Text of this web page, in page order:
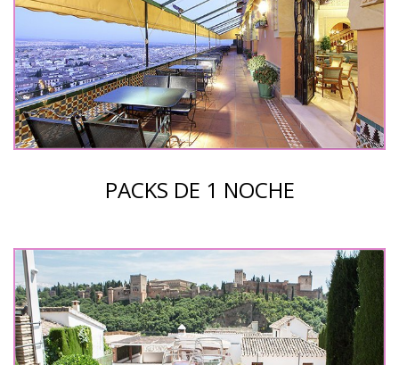
PACKS DE 1 NOCHE